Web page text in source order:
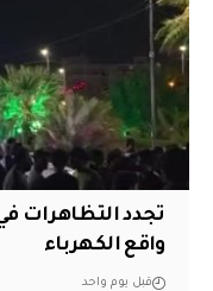
تجدد التظاهرات
واقع الكهرباء
قبل يوم واحد